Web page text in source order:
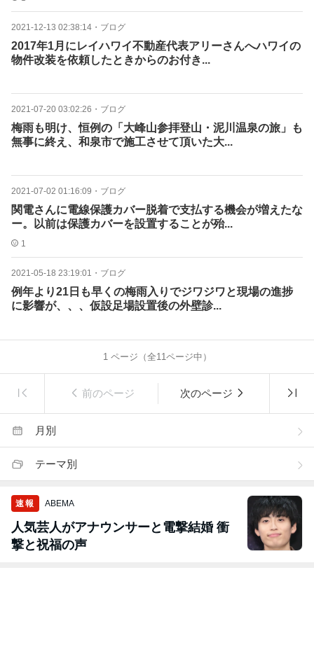
2021-12-13 02:38:14 ・ ブログ
2017年1月にレイハワイ不動産代表アリーさんへハワイの
物件改装を依頼したときからのお付き...
2021-07-20 03:02:26 ・ ブログ
梅雨も明け、恒例の「大峰山参拝登山・泥川温泉の旅」も
無事に終え、和泉市で施工させて頂いた大...
2021-07-02 01:16:09 ・ ブログ
関電さんに電線保護カバー脱着で支払する機会が増えたな
ー。以前は保護カバーを設置することが殆...
1
2021-05-18 23:19:01 ・ ブログ
例年より21日も早くの梅雨入りでジワジワと現場の進捗
に影響が、、、仮設足場設置後の外壁診...
1ページ（全11ページ中）
前のページ 次のページ
月別
テーマ別
速報 ABEMA
人気芸人がアナウンサーと電撃結婚 衝
撃と祝福の声